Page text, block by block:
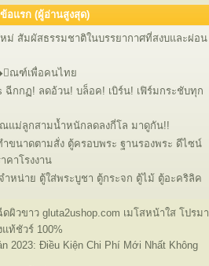
อแรก (ผู้อ่านสูงสุด)
หม่ สัมผัสธรรมชาติในบรรยากาศที่สงบและผ่อน
ณฑ์เพื่อคนไทย
ฉีกกฏ! ลดอ้วน! บล็อค! เบิร์น! เฟิร์มกระชับทุก
แม่ลูกสามน้ำหนักลดลงกี่โล มาดูกัน!!
ขนาดตามสั่ง ตู้ครอบพระ ฐานรองพระ ดีไซน์
คาโรงงาน
ำหน่าย ตู้ใส่พระบูชา ตู้กระจก ตู้ไม้ ตู้อะคริลิค
ผิวขาว gluta2ushop.com เมโสหน้าใส โปรมา
ท้ชัวร์ 100%
2023: Điều Kiện Chi Phí Mới Nhất Không